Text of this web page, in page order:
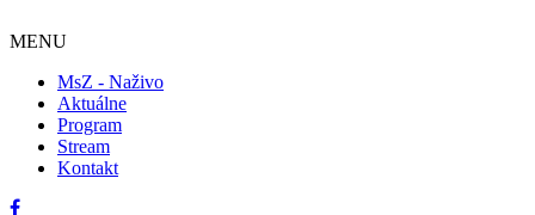
MENU
MsZ - Naživo
Aktuálne
Program
Stream
Kontakt